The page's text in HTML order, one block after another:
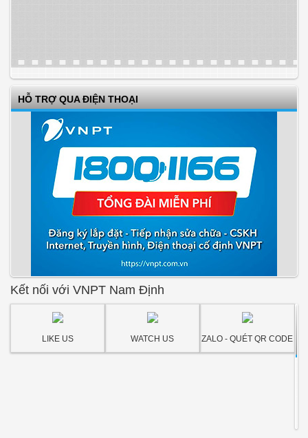
HỖ TRỢ QUA ĐIỆN THOẠI
Kết nối với VNPT Nam Định
LIKE US WATCH US ZALO - QUÉT QR CODE